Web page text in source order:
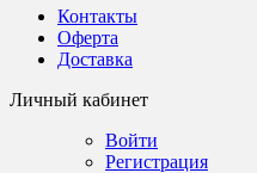
Контакты
Оферта
Доставка
Личный кабинет
Войти
Регистрация